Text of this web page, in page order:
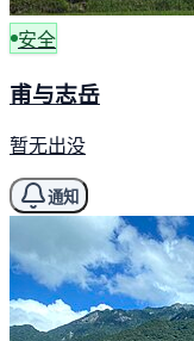
安全
甫与志岳
暂无出没
通知